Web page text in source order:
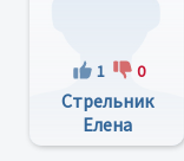
1 0
Стрельник
Елена
Александровна